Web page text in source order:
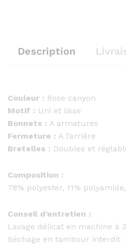
Description
Couleur : Rose canyon
Motif : Uni et lisse
Bonnets : A armatures
Fermeture : A l’arrière
Bretelles : Doubles et
Composition :
78% polyester, 11%
Conseil d’entretien :
Lavage délicat en machine à
Séchage en tambour interdit